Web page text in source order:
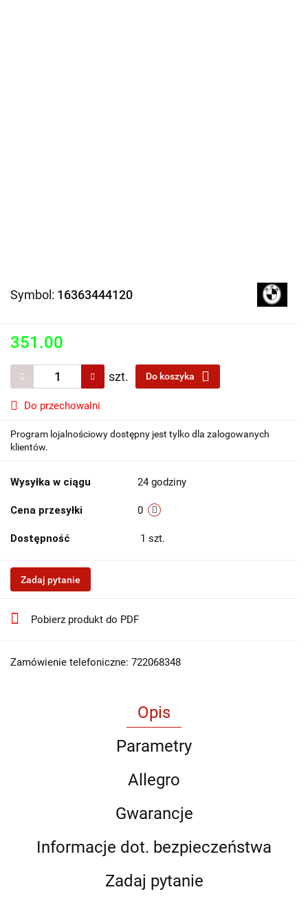
Symbol: 16363444120
351.00
szt. Do koszyka
Do przechowalni
Program lojalnościowy dostępny jest tylko dla zalogowanych
klientów.
Wysyłka w ciągu 24 godziny
Cena przesyłki 0
Dostępność 1 szt.
Zadaj pytanie
Pobierz produkt do PDF
Zamówienie telefoniczne: 722068348
Opis
Parametry
Allegro
Gwarancje
Informacje dot. bezpieczeństwa
Zadaj pytanie